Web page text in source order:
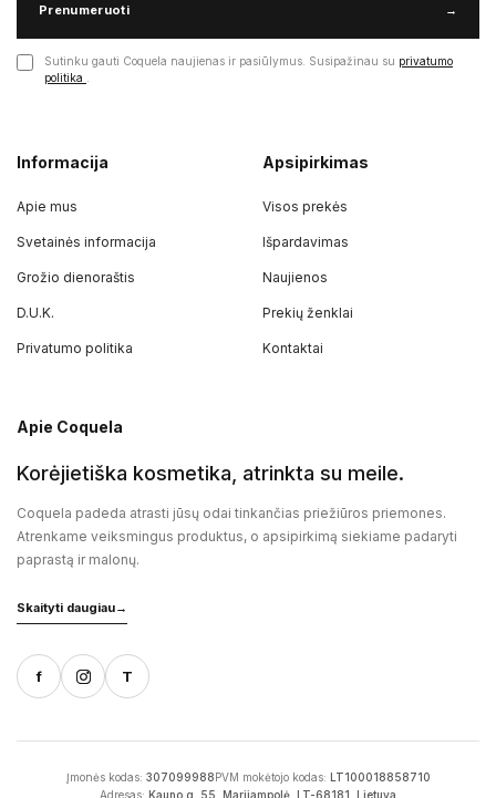
Prenumeruoti →
Sutinku gauti Coquela naujienas ir pasiūlymus. Susipažinau su privatumo
politika
Informacija
Apie mus
Svetainės informacija
Grožio dienoraštis
D.U.K.
Privatumo politika
Apsipirkimas
Visos prekės
Išpardavimas
Naujienos
Prekių ženklai
Kontaktai
Apie Coquela
Korėjietiška kosmetika, atrinkta su meile.
Coquela padeda atrasti jūsų odai tinkančias priežiūros priemones.
Atrenkame veiksmingus produktus, o apsipirkimą siekiame padaryti
paprastą ir malonų.
Skaityti daugiau→
f T
Įmonės kodas: 307099988 PVM mokėtojo kodas:
LT100018858710
Adresas: Kauno g. 55, Marijampolė, LT-68181, Lietuva